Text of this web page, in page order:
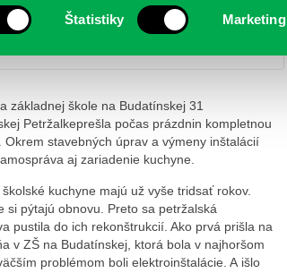
Štatistiky Marketing
školskej kuchyne
základnej škole na Budatínskej 31
Petržalkeprešla počas prázdnin kompletnou
Okrem stavebných úprav a výmeny inštalácií
aj zariadenie kuchyne.
kuchyne majú už vyše tridsať rokov.
si pýtajú obnovu. Preto sa petržalská
pustila do ich rekonštrukcií. Ako prvá prišla na
v ZŠ na Budatínskej, ktorá bola v najhoršom
problémom boli elektroinštalácie. A išlo